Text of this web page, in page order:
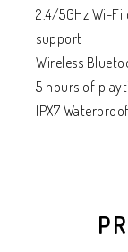
2.4/5GHz Wi-
support
Wireless
5 hours of
IPX7 Waterproof